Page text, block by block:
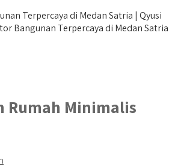
Terpercaya di Medan Satria | Qyusi
Bangunan Terpercaya di Medan Satria
Rumah Minimalis